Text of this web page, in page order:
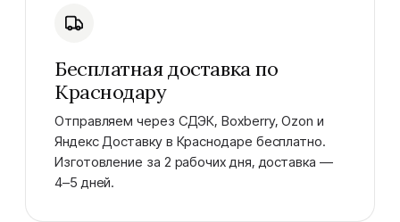
Бесплатная доставка по
Краснодару
Отправляем через СДЭК, Boxberry, Ozon и
Яндекс Доставку в Краснодаре бесплатно.
Изготовление за 2 рабочих дня, доставка —
4–5 дней.